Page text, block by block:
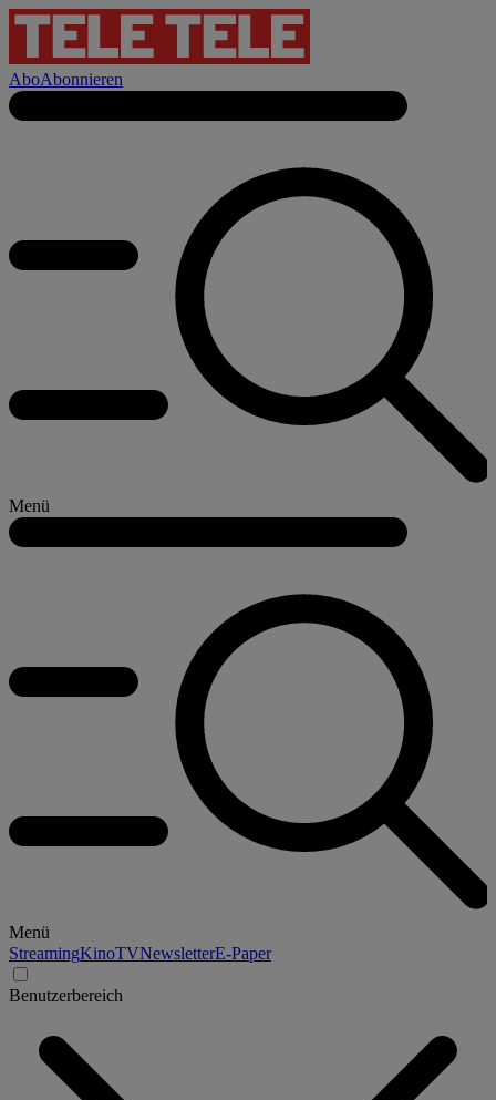
AboAbonnieren
Menü
Menü
StreamingKinoTVNewsletterE-Paper
Benutzerbereich